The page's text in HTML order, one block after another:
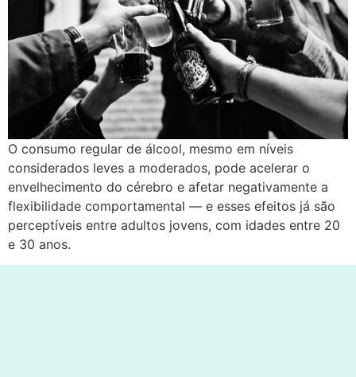
O consumo regular de álcool, mesmo em níveis
considerados leves a moderados, pode acelerar o
envelhecimento do cérebro e afetar negativamente a
flexibilidade comportamental — e esses efeitos já são
perceptíveis entre adultos jovens, com idades entre 20
e 30 anos.